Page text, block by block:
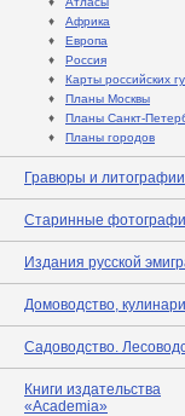
♦ Африка
♦ Европа
♦ Россия
♦ Карты российских
♦ Планы Москвы
♦ Планы Санкт-
♦ Планы городов
Гравюры и литографии
Старинные
Издания русской
Домоводство,
Садоводство.
Книги издательства
«Academia»